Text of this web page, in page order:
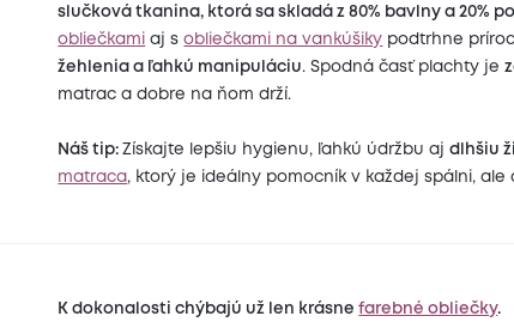
slučková tkanina, ktorá sa skladá z 80% bavlny a 20%
obliečkami aj sobliečkami na vankúšiky podtrhne
žehlenia a ľahkú manipuláciu. Spodná časť plachty je
matrac a dobre na ňom drží.
Náš tip: Získajte lepšiu hygienu, ľahkú údržbu ajdlhšiu
matraca, ktorý je ideálny pomocník v každej spálni, ale
K dokonalosti chýbajú už len krásnefarebné obliečky.